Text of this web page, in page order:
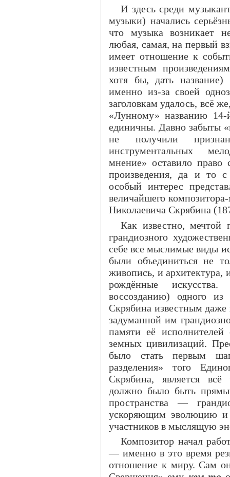
И здесь среди
музыки) начались
что музыка возникает
любая, самая, на первый
имеет отношение к
известным
хотя бы, дать название)
именно из-за своей
заголовкам удалось, всё
«Лунному» названию 14-
единичны. Давно забыты
не получили
инструментальных
мнение» оставило право
произведения, да и то
особый интерес
величайшего
Николаевича Скрябина
Как известно, мечтой
грандиозного
себе все мыслимые виды
были объединиться не
живопись, и
рождённые
воссозданию) одного
Скрябина известным
задуманной им
памяти её исполнителей
земных цивилизаций.
было стать первым
разделения» того
Скрябина, является всё
должно было быть
пространства —
ускоряющим эволюцию и
участников в мыслящую
Композитор начал
— именно в это время
отношение к миру. Сам